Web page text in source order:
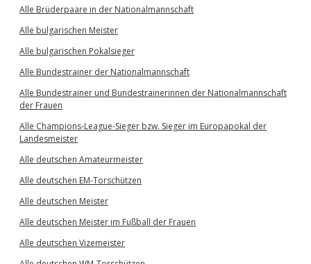
Alle Brüderpaare in der Nationalmannschaft
Alle bulgarischen Meister
Alle bulgarischen Pokalsieger
Alle Bundestrainer der Nationalmannschaft
Alle Bundestrainer und Bundestrainerinnen der Nationalmannschaft
der Frauen
Alle Champions-League-Sieger bzw. Sieger im Europapokal der
Landesmeister
Alle deutschen Amateurmeister
Alle deutschen EM-Torschützen
Alle deutschen Meister
Alle deutschen Meister im Fußball der Frauen
Alle deutschen Vizemeister